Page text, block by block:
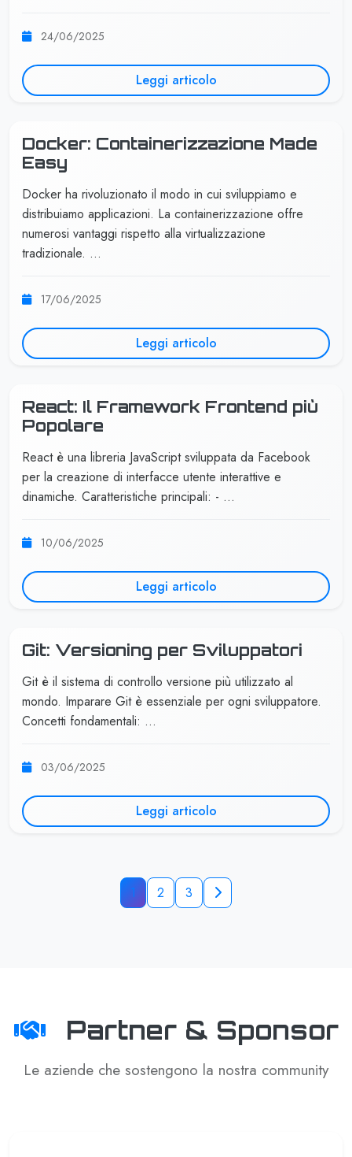
24/06/2025
Leggi articolo
Docker: Containerizzazione Made
Easy
Docker ha rivoluzionato il modo in cui sviluppiamo e
distribuiamo applicazioni. La containerizzazione offre
numerosi vantaggi rispetto alla virtualizzazione
tradizionale. …
17/06/2025
Leggi articolo
React: Il Framework Frontend più
Popolare
React è una libreria JavaScript sviluppata da Facebook
per la creazione di interfacce utente interattive e
dinamiche. Caratteristiche principali: - …
10/06/2025
Leggi articolo
Git: Versioning per Sviluppatori
Git è il sistema di controllo versione più utilizzato al
mondo. Imparare Git è essenziale per ogni sviluppatore.
Concetti fondamentali: …
03/06/2025
Leggi articolo
1 2 3
Partner & Sponsor
Le aziende che sostengono la nostra community